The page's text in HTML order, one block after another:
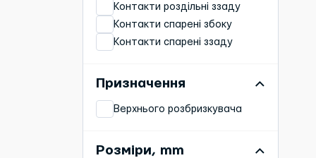
105
2080
Контакти роздільні ззаду
Контакти спарені збоку
Контакти спарені ззаду
Призначення
Верхнього розбризкувача
Розміри, mm